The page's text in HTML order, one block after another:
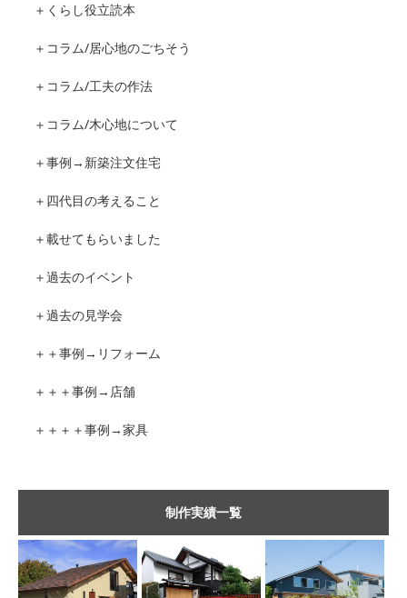
＋くらし役立読本
＋コラム/居心地のごちそう
＋コラム/工夫の作法
＋コラム/木心地について
＋事例→新築注文住宅
＋四代目の考えること
＋載せてもらいました
＋過去のイベント
＋過去の見学会
＋＋事例→リフォーム
＋＋＋事例→店舗
＋＋＋＋事例→家具
制作実績一覧